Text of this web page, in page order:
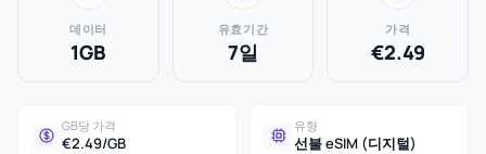
데이터
1GB
유효기간
7일
가격
€2.49
GB당 가격
€2.49/GB
유형
선불 eSIM (디지털)